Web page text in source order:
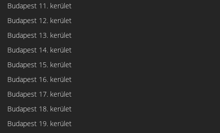
Budapest 11. kerület
Budapest 12. kerület
Budapest 13. kerület
Budapest 14. kerület
Budapest 15. kerület
Budapest 16. kerület
Budapest 17. kerület
Budapest 18. kerület
Budapest 19. kerület